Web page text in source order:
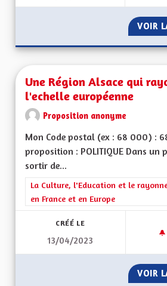
VOIR
Une Région Alsace qui
l'echelle européenne
Proposition anonyme
Mon Code postal (ex : 68 000) :
proposition : POLITIQUE Dans un
sortir de...
Filtrer les résultats de la catégorie :
La Culture, l'Education et le
en France et en Europe
CRÉÉ LE
13/04/2023
VOIR